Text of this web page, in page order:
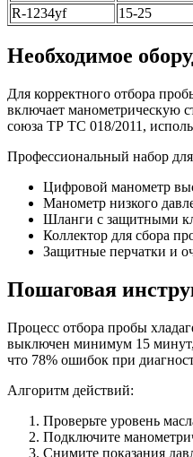
R-1234yf
15-25
Необходимое
Для корректного отбора
включает манометрическую
союза ТР ТС 018/2011,
Профессиональный набор
Цифровой манометр
Манометр низкого
Шланги с защитными
Коллектор для сбора
Защитные перчатки и
Пошаговая
Процесс отбора пробы
выключен минимум 15 минут,
что 78% ошибок при
Алгоритм действий:
Проверьте уровень
Подключите
Снимите показания